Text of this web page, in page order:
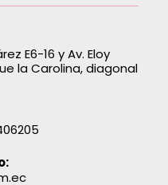
E6-16 y Av. Eloy
la Carolina, diagonal